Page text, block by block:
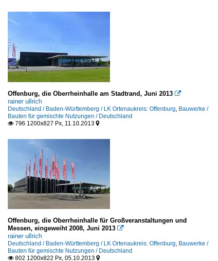
Offenburg, die Oberrheinhalle am Stadtrand, Juni 2013 
rainer ullrich
Deutschland / Baden-Württemberg / LK Ortenaukreis: Offenburg Bauwerke /
Bauten für gemischte Nutzungen / Deutschland
 796 1200x827 Px, 11.10.2013 
Offenburg, die Oberrheinhalle für Großveranstaltungen und
Messen, eingeweiht 2008, Juni 2013 
rainer ullrich
Deutschland / Baden-Württemberg / LK Ortenaukreis: Offenburg Bauwerke /
Bauten für gemischte Nutzungen / Deutschland
 802 1200x822 Px, 05.10.2013 